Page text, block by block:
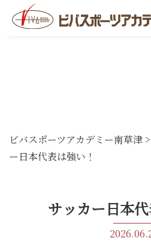
ビバスポーツアカデミー南草津 >
ー日本代表は強い！
サッカー日本